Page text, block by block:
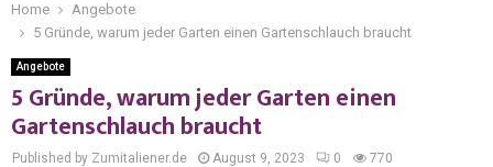
Home
Angebote
5 Gründe, warum jeder Garten einen Gartenschlauch braucht
Angebote
5 Gründe, warum jeder Garten einen
Gartenschlauch braucht
Published by Zumitaliener.de August 9, 2023 0 770